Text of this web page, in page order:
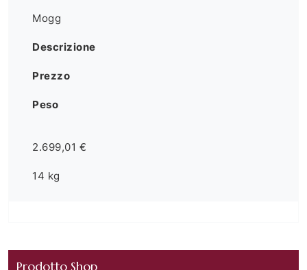
Mogg
Descrizione
Prezzo
Peso
2.699,01 €
14 kg